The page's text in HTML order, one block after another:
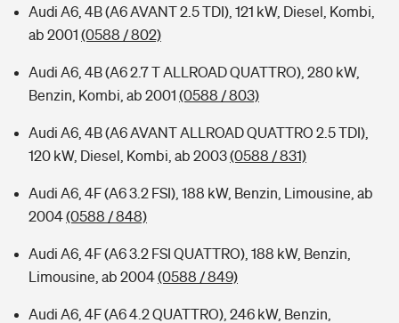
Audi A6, 4B (A6 AVANT 2.5 TDI), 121 kW, Diesel, Kombi,
ab 2001 (0588 / 802)
Audi A6, 4B (A6 2.7 T ALLROAD QUATTRO), 280 kW,
Benzin, Kombi, ab 2001 (0588 / 803)
Audi A6, 4B (A6 AVANT ALLROAD QUATTRO 2.5 TDI),
120 kW, Diesel, Kombi, ab 2003(0588 / 831)
Audi A6, 4F (A6 3.2 FSI), 188 kW, Benzin, Limousine, ab
2004(0588 / 848)
Audi A6, 4F (A6 3.2 FSI QUATTRO), 188 kW, Benzin,
Limousine, ab 2004(0588 / 849)
Audi A6, 4F (A6 4.2 QUATTRO), 246 kW, Benzin,